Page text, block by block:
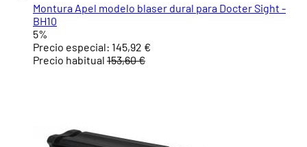
Montura Apel modelo blaser dural para Docter Sight -
BH10
5%
Precio especial: 145,92 €
Precio habitual 153,60 €